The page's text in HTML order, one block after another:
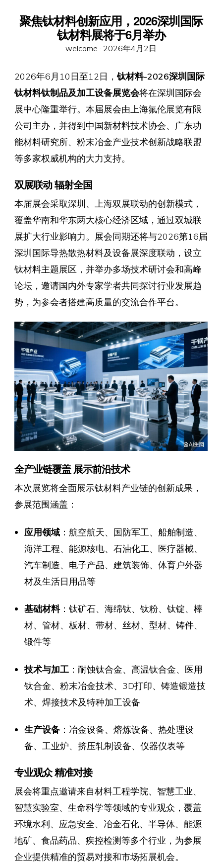
聚焦钛材料创新应用，2026深圳国际
钛材料展将于6月举办
welcome · Posted
2026年4月2日
2026年6月10日至12日，钛材料-2026深圳国际
钛材料钛制品及加工设备展览会将在深圳国际会
展中心隆重举行。本届展会由上海氟伦展览有限
公司主办，并得到中国新材料技术协会、广东功
能材料研究所、粉末冶金产业技术创新战略联盟
等多家权威机构的大力支持。
双展联动 辐射全国
本届展会采取深圳、上海双展联动的创新模式，
覆盖华南和华东两大核心经济区域，通过双城联
展扩大行业影响力。展会同期还将与2026第16届
深圳国际导热散热材料及设备展深度联动，设立
钛材料主题展区，并举办多场技术研讨会和高峰
论坛，邀请国内外专家学者共同探讨行业发展趋
势，为参会者搭建高质量的交流合作平台。
全产业链覆盖 展示前沿技术
本次展览将全面展示钛材料产业链的创新成果，
参展范围涵盖：
应用领域：航空航天、国防军工、船舶制造、
海洋工程、能源核电、石油化工、医疗器械、
汽车制造、电子产品、建筑装饰、体育户外器
材及生活日用品等
基础材料：钛矿石、海绵钛、钛粉、钛锭、棒
材、管材、板材、带材、丝材、型材、铸件、
锻件等
技术与加工：耐蚀钛合金、高温钛合金、医用
钛合金、粉末冶金技术、3D打印、铸造锻造技
术、焊接技术及特种加工设备
生产设备：冶金设备、熔炼设备、热处理设
备、工业炉、挤压轧制设备、仪器仪表等
专业观众 精准对接
展会将重点邀请来自材料工程学院、智慧工业、
智慧实验室、生命科学等领域的专业观众，覆盖
环境水利、应急安全、冶金石化、半导体、能源
地矿、食品药品、疾控检测等多个行业，为参展
企业提供精准的贸易对接和市场拓展机会。